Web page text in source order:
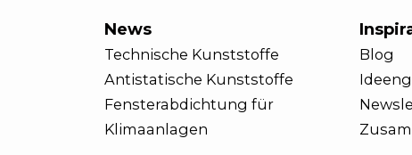
News
Technische Kunststoffe
Antistatische Kunststoffe
Fensterabdichtung für
Klimaanlagen
Blog